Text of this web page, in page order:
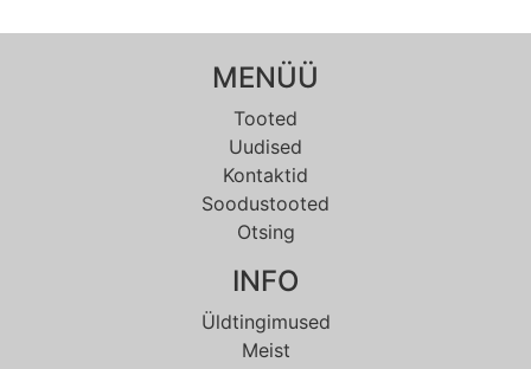
MENÜÜ
Tooted
Uudised
Kontaktid
Soodustooted
Otsing
INFO
Üldtingimused
Meist